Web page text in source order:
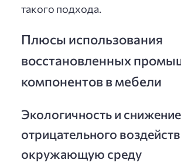
такого подхода.
Плюсы использования
восстановленных
компонентов в мебели
Экологичность и снижение
отрицательного
окружающую среду